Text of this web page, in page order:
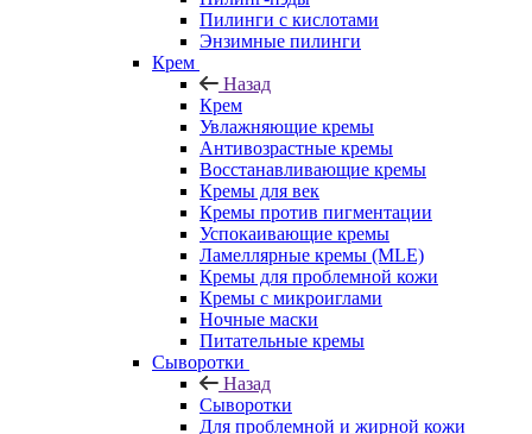
Пилинги с кислотами
Энзимные пилинги
Крем
Назад
Крем
Увлажняющие кремы
Антивозрастные кремы
Восстанавливающие кремы
Кремы для век
Кремы против пигментации
Успокаивающие кремы
Ламеллярные кремы (MLE)
Кремы для проблемной кожи
Кремы с микроиглами
Ночные маски
Питательные кремы
Сыворотки
Назад
Сыворотки
Для проблемной и жирной кожи